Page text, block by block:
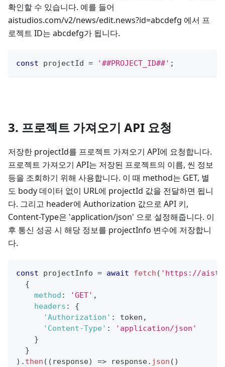
확인할 수 있습니다. 예를 들어
aistudios.com/v2/news/edit.news?id=abcdefg 에서 프
로젝트 ID는 abcdefg가 됩니다.
const projectId = '##PROJECT_ID##' ;
3. 프로젝트 가져오기 API 요청
저장한 projectId를 프로젝트 가져오기 API에 요청합니다.
프로젝트 가져오기 API는 저장된 프로젝트의 이름, 씬 정보
등을 조회하기 위해 사용합니다. 이 때 method는 GET, 별
도 body 데이터 없이 URL에 projectId 값을 전달하면 됩니
다. 그리고 header에 Authorization 값으로 API 키,
Content-Type은 'application/json' 으로 설정해줍니다. 이
후 통신 성공 시 해당 정보를 projectInfo 변수에 저장합니
다.
const projectInfo = await fetch ( 'https://
{
method : 'GET' ,
headers :
{
'Authorization' : token ,
'Content-Type' :
'application/json'
}
}
) . then ( ( response) => response. json ( )